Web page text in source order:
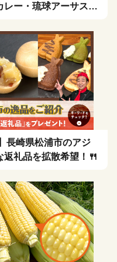
レー・琉球アーサスー
長崎県松浦市のアジ
礼品を拡散希望！🍴